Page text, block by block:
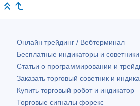
Онлайн трейдинг / Вебтерминал
Бесплатные индикаторы и советники
Статьи о программировании и
Заказать торговый советник и
Купить торговый робот и индикатор
Торговые сигналы форекс